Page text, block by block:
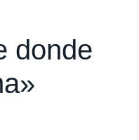
donde